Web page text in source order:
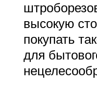
высокую
покупать
для